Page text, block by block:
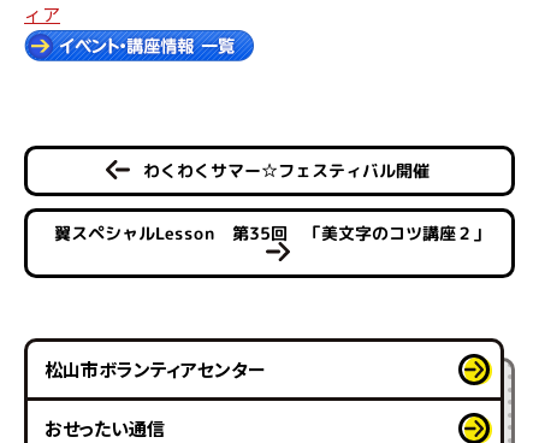
ィア
わくわくサマー☆フェスティバル開催
翼スペシャルLesson 第35回 「美文字のコツ講座２」
松山市ボランティアセンター
おせったい通信